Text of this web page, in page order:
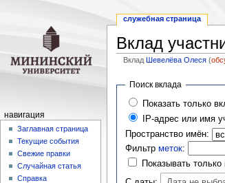
Вклад
ВкладШевелёва Олеся (
Перейти
навигации
Перейти
поиску
Поиск вклада
Показать только
IP-адрес или имя
Пространство имён:
Фильтрметок:
Показывать
служебная страница
навигация
Заглавная страница
Текущие события
Свежие правки
Случайная статья
Справка